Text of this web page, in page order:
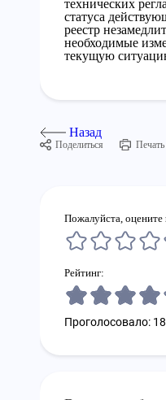
технических
статуса
реестр
необходимые
текущую
Назад
Поделиться Печать
Пожалуйста, оцените
Рейтинг:
Проголосовало: